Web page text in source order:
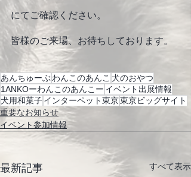
にてご確認ください。
皆様のご来場、お待ちしております。
あんちゅーぶ わんこのあんこ 犬のおやつ
1ANKOーわんこのあんこー イベント出展情報
犬用和菓子インターペット東京東京ビッグサイト
重要なお知らせ
イベント参加情報
最新記事 すべて表示